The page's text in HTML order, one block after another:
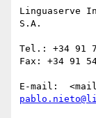
Linguaserve
S.A.
Tel.: +34 91
Fax: +34 91
E-mail: